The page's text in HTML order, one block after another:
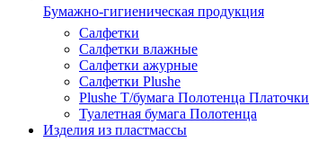
Бумажно-гигиеническая продукция
Салфетки
Салфетки влажные
Салфетки ажурные
Салфетки Plushe
Plushe Т/бумага Полотенца Платочки
Туалетная бумага Полотенца
Изделия из пластмассы